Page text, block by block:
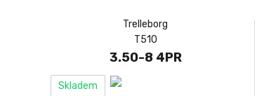
Trelleborg
T510
3.50-8 4PR
Skladem